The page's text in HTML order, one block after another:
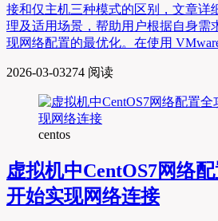
接和仅主机三种模式的区别，文章详
理及适用场景，帮助用户根据自身需
现网络配置的最优化。在使用
2026-03-03274 阅读
centos
虚拟机中CentOS7网络
开始实现网络连接